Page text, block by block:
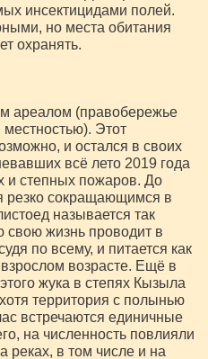
инсектицидами полей.
но места обитания
охранять.
ареалом (правобережье
Этот
и остался в своих
всё лето 2019 года
степных пожаров. До
резко сокращающимся в
называется так
свою жизнь проводит в
по всему, и питается как
возрасте. Ещё в
жука в степях Кызыла
территория с полынью
встречаются единичные
на численность повлияли
реках, в том числе и на